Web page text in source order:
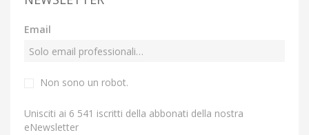
Email
Non sono un robot.
Unisciti ai 6 541 iscritti della abbonati della nostra
eNewsletter